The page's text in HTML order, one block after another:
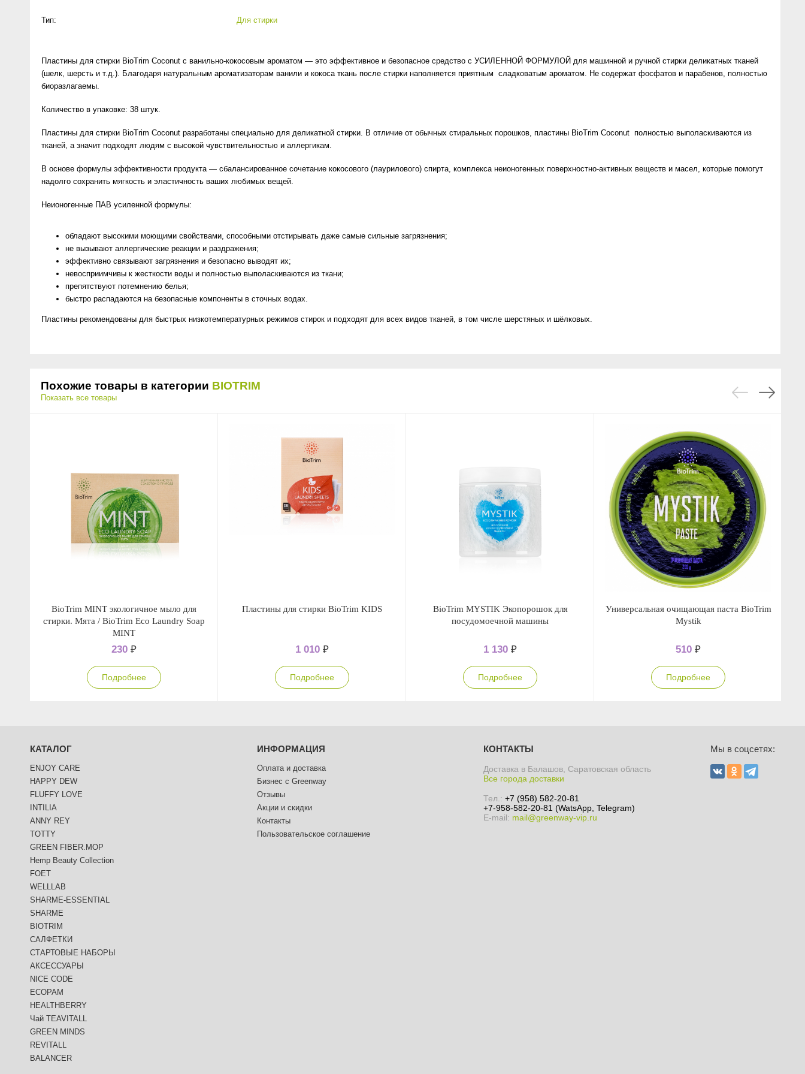
Anny Rey
Happy Dew
Enjoy Care
Green Minds
Тип: Для стирки
Пластины для стирки BioTrim Coconut с ванильно-кокосовым ароматом — это эффективное и безопасное средство с УСИЛЕННОЙ ФОРМУЛОЙ для машинной и ручной стирки деликатных тканей
(шелк, шерсть и т.д.). Благодаря натуральным ароматизаторам ванили и кокоса ткань после стирки наполняется приятным сладковатым ароматом. Не содержат фосфатов и парабенов, полностью
биоразлагаемы.
Количество в упаковке: 38 штук.
Пластины для стирки BioTrim Coconut разработаны специально для деликатной стирки. В отличие от обычных стиральных порошков, пластины BioTrim Coconut полностью выполаскиваются из
тканей, а значит подходят людям с высокой чувствительностью и аллергикам.
В основе формулы эффективности продукта — сбалансированное сочетание кокосового (лаурилового) спирта, комплекса неионогенных поверхностно-активных веществ и масел, которые помогут
надолго сохранить мягкость и эластичность ваших любимых вещей.
Неионогенные ПАВ усиленной формулы:
обладают высокими моющими свойствами, способными отстирывать даже самые сильные загрязнения;
не вызывают аллергические реакции и раздражения;
эффективно связывают загрязнения и безопасно выводят их;
невосприимчивы к жесткости воды и полностью выполаскиваются из ткани;
препятствуют потемнению белья;
быстро распадаются на безопасные компоненты в сточных водах.
Пластины рекомендованы для быстрых низкотемпературных режимов стирок и подходят для всех видов тканей, в том числе шерстяных и шёлковых.
Похожие товары в категории BIOTRIM
Показать все товары
BioTrim MINT экологичное мыло для
стирки. Мята / BioTrim Eco Laundry Soap
MINT
230 ₽
Подробнее
Пластины для стирки BioTrim KIDS
1 010 ₽
Подробнее
BioTrim MYSTIK Экопорошок для
посудомоечной машины
1 130 ₽
Подробнее
Универсальная очищающая паста BioTrim
Mystik
510 ₽
Подробнее
КАТАЛОГ
ENJOY CARE
HAPPY DEW
FLUFFY LOVE
INTILIA
ANNY REY
TOTTY
GREEN FIBER.MOP
Hemp Beauty Collection
FOET
WELLLAB
SHARME-ESSENTIAL
SHARME
BIOTRIM
САЛФЕТКИ
СТАРТОВЫЕ НАБОРЫ
АКСЕССУАРЫ
NICE CODE
ECOPAM
HEALTHBERRY
Чай TEAVITALL
GREEN MINDS
REVITALL
BALANCER
ИНФОРМАЦИЯ
Оплата и доставка
Бизнес с Greenway
Отзывы
Акции и скидки
Контакты
Пользовательское соглашение
КОНТАКТЫ
Доставка в Балашов, Саратовская область
Все города доставки
Тел.:+7 (958) 582-20-81
+7-958-582-20-81 (WatsApp, Telegram)
E-mail: mail@greenway-vip.ru
Мы в соцсетях: